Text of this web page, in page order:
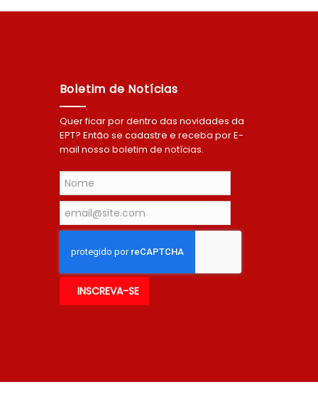
Boletim de Notícias
Quer ficar por dentro das novidades da
EPT? Então se cadastre e receba por E-
mail nosso boletim de notícias.